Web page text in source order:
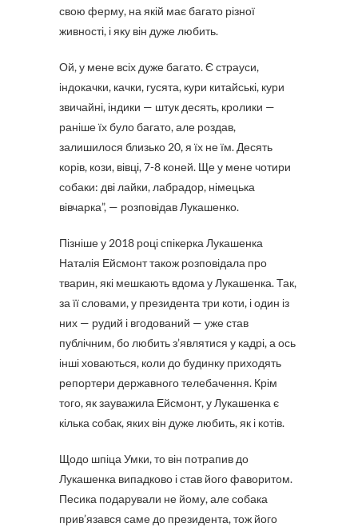
свою ферму, на якій має багато різної
живності, і яку він дуже любить.
Ой, у мене всіх дуже багато. Є страуси,
індокачки, качки, гусята, кури китайські, кури
звичайні, індики — штук десять, кролики —
раніше їх було багато, але роздав,
залишилося близько 20, я їх не їм. Десять
корів, кози, вівці, 7-8 коней. Ще у мене чотири
собаки: дві лайки, лабрадор, німецька
вівчарка”, — розповідав Лукашенко.
Пізніше у 2018 році спікерка Лукашенка
Наталія Ейсмонт також розповідала про
тварин, які мешкають вдома у Лукашенка. Так,
за її словами, у президента три коти, і один із
них — рудий і вгодований — уже став
публічним, бо любить з’являтися у кадрі, а ось
інші ховаються, коли до будинку приходять
репортери державного телебачення. Крім
того, як зауважила Ейсмонт, у Лукашенка є
кілька собак, яких він дуже любить, як і котів.
Щодо шпіца Умки, то він потрапив до
Лукашенка випадково і став його фаворитом.
Песика подарували не йому, але собака
прив’язався саме до президента, тож його